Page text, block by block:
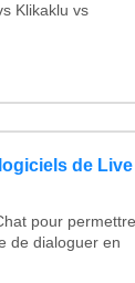
Klikaklu vs
de Live
pour permettre
de dialoguer en